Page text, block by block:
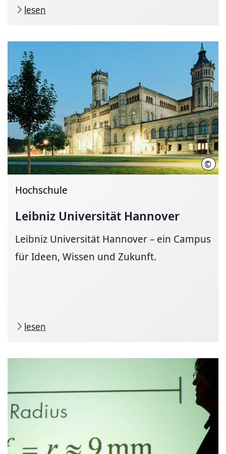
lesen
©
Hochschule
Leibniz Universität Hannover
Leibniz Universität Hannover – ein Campus
für Ideen, Wissen und Zukunft.
lesen